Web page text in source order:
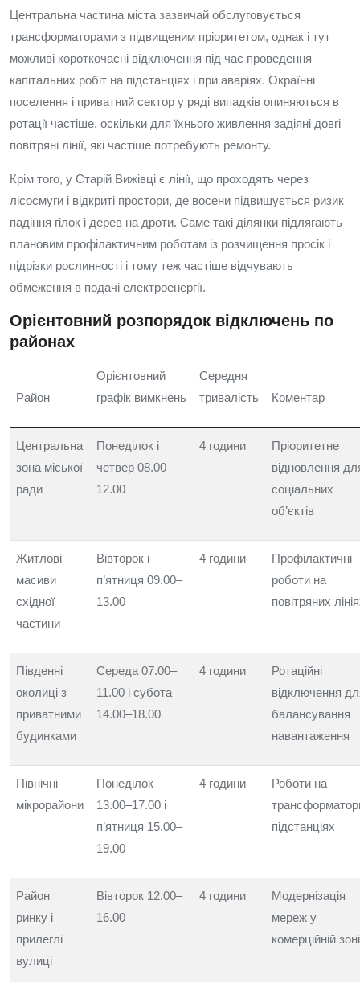
Центральна частина міста зазвичай обслуговується
трансформаторами з підвищеним пріоритетом, однак і тут
можливі короткочасні відключення під час проведення
капітальних робіт на підстанціях і при аваріях. Окраїнні
поселення і приватний сектор у ряді випадків опиняються в
ротації частіше, оскільки для їхнього живлення задіяні довгі
повітряні лінії, які частіше потребують ремонту.
Крім того, у Старій Вижівці є лінії, що проходять через
лісосмуги і відкриті простори, де восени підвищується ризик
падіння гілок і дерев на дроти. Саме такі ділянки підлягають
плановим профілактичним роботам із розчищення просік і
підрізки рослинності і тому теж частіше відчувають
обмеження в подачі електроенергії.
Орієнтовний розпорядок відключень по
районах
Район
Орієнтовний
графік вимкнень
Середня
тривалість
Коментар
Центральна
зона міської
ради
Понеділок і
четвер 08.00–
12.00
4 години
Пріоритетне
відновлення
соціальних
об’єктів
Житлові
масиви
східної
частини
Вівторок і
п’ятниця 09.00–
13.00
4 години
Профілактичні
роботи на
повітряних
Південні
околиці з
приватними
будинками
Середа 07.00–
11.00 і субота
14.00–18.00
4 години
Ротаційні
відключення
балансування
навантаження
Північні
мікрорайони
Понеділок
13.00–17.00 і
п’ятниця 15.00–
19.00
4 години
Роботи на
підстанціях
Район
ринку і
прилеглі
вулиці
Вівторок 12.00–
16.00
4 години
Модернізація
мереж у
комерційній зоні